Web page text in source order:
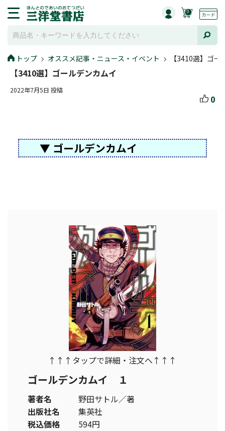
0
トップ オススメ記事・ニュース・イベント 【3410選】ゴ
【3410選】ゴールデンカムイ
2022年7月5日 投稿
0
▼ ゴールデンカムイ
↑↑↑タップで詳細・注文へ↑↑↑
ゴールデンカムイ １
著者名
野田サトル／著
出版社名
集英社
税込価格
594円